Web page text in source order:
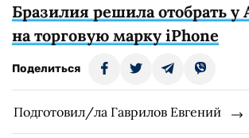
Бразилия решила отобрать у
на торговую марку iPhone
Поделиться
Подготовил/ла Гаврилов Евгений